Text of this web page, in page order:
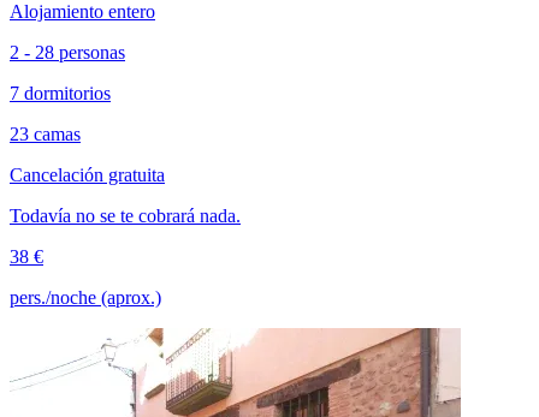
Alojamiento entero
2 - 28 personas
7 dormitorios
23 camas
Cancelación gratuita
Todavía no se te cobrará nada.
38 €
pers./noche (aprox.)